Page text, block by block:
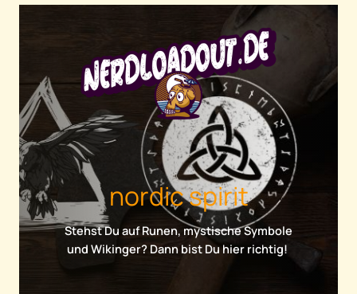
nordic spirit
Stehst Du auf Runen, mystische Symbole
und Wikinger? Dann bist Du hier richtig!